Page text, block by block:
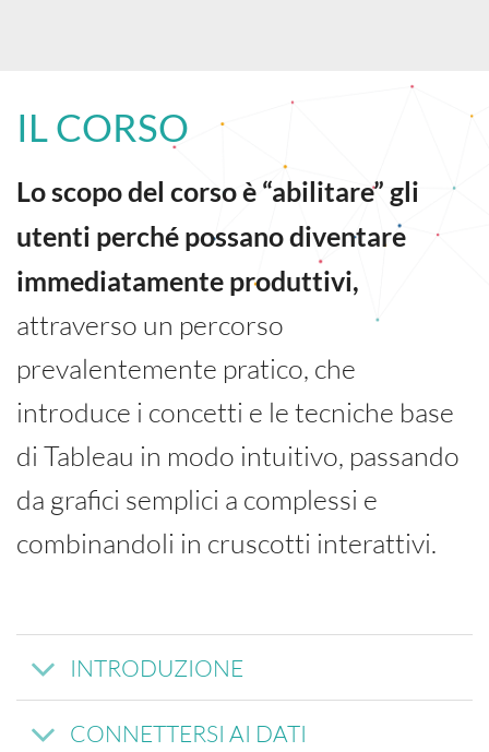
IL CORSO
Lo scopo del corso è “abilitare” gli
utenti perché possano diventare
immediatamente produttivi,
attraverso un percorso
prevalentemente pratico, che
introduce i concetti e le tecniche base
di Tableau in modo intuitivo, passando
da grafici semplici a complessi e
combinandoli in cruscotti interattivi.
INTRODUZIONE
CONNETTERSI AI DATI